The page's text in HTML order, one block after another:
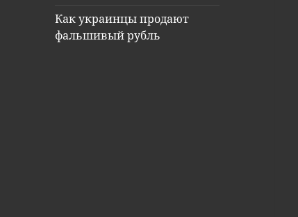
Как украинцы продают
фальшивый рубль